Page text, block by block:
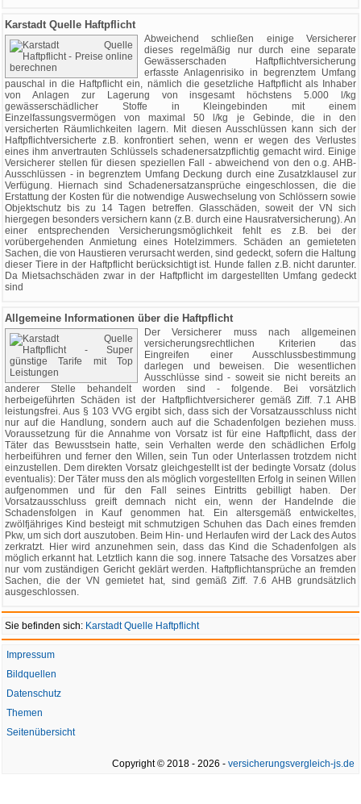
Karstadt Quelle Haftpflicht
Abweichend schließen einige Versicherer
dieses regelmäßig nur durch eine separate
Gewässerschaden Haftpflichtversicherung
erfasste Anlagenrisiko in begrenztem Umfang
pauschal in die Haftpflicht ein, nämlich die gesetzliche Haftpflicht als Inhaber
von Anlagen zur Lagerung von insgesamt höchstens 5.000 l/kg
gewässerschädlicher Stoffe in Kleingebinden mit einem
Einzelfassungsvermögen von maximal 50 l/kg je Gebinde, die in den
versicherten Räumlichkeiten lagern. Mit diesen Ausschlüssen kann sich der
Haftpflichtversicherte z.B. konfrontiert sehen, wenn er wegen des Verlustes
eines ihm anvertrauten Schlüssels schadenersatzpflichtig gemacht wird. Einige
Versicherer stellen für diesen speziellen Fall - abweichend von den o.g. AHB-
Ausschlüssen - in begrenztem Umfang Deckung durch eine Zusatzklausel zur
Verfügung. Hiernach sind Schadenersatzansprüche eingeschlossen, die die
Erstattung der Kosten für die notwendige Auswechselung von Schlössern sowie
Objektschutz bis zu 14 Tagen betreffen. Glasschäden, soweit der VN sich
hiergegen besonders versichern kann (z.B. durch eine Hausratversicherung). An
einer entsprechenden Versicherungsmöglichkeit fehlt es z.B. bei der
vorübergehenden Anmietung eines Hotelzimmers. Schäden an gemieteten
Sachen, die von Haustieren verursacht werden, sind gedeckt, sofern die Haltung
dieser Tiere in der Haftpflicht berücksichtigt ist. Hunde fallen z.B. nicht darunter.
Da Mietsachschäden zwar in der Haftpflicht im dargestellten Umfang gedeckt
sind
Allgemeine Informationen über die Haftpflicht
Der Versicherer muss nach allgemeinen
versicherungsrechtlichen Kriterien das
Eingreifen einer Ausschlussbestimmung
darlegen und beweisen. Die wesentlichen
Ausschlüsse sind - soweit sie nicht bereits an
anderer Stelle behandelt worden sind - folgende. Bei vorsätzlich
herbeigeführten Schäden ist der Haftpflichtversicherer gemäß Ziff. 7.1 AHB
leistungsfrei. Aus § 103 VVG ergibt sich, dass sich der Vorsatzausschluss nicht
nur auf die Handlung, sondern auch auf die Schadenfolgen beziehen muss.
Voraussetzung für die Annahme von Vorsatz ist für eine Haftpflicht, dass der
Täter das Bewusstsein hatte, sein Verhalten werde den schädlichen Erfolg
herbeiführen und ferner den Willen, sein Tun oder Unterlassen trotzdem nicht
einzustellen. Dem direkten Vorsatz gleichgestellt ist der bedingte Vorsatz (dolus
eventualis): Der Täter muss den als möglich vorgestellten Erfolg in seinen Willen
aufgenommen und für den Fall seines Eintritts gebilligt haben. Der
Vorsatzausschluss greift demnach nicht ein, wenn der Handelnde die
Schadensfolgen in Kauf genommen hat. Ein altersgemäß entwickeltes,
zwölfjähriges Kind besteigt mit schmutzigen Schuhen das Dach eines fremden
Pkw, um sich dort auszutoben. Beim Hin- und Herlaufen wird der Lack des Autos
zerkratzt. Hier wird anzunehmen sein, dass das Kind die Schadenfolgen als
möglich erkannt hat. Letztlich kann die sog. innere Tatsache des Vorsatzes aber
nur vom zuständigen Gericht geklärt werden. Haftpflichtansprüche an fremden
Sachen, die der VN gemietet hat, sind gemäß Ziff. 7.6 AHB grundsätzlich
ausgeschlossen.
Sie befinden sich: Karstadt Quelle Haftpflicht
Impressum
Bildquellen
Datenschutz
Themen
Seitenübersicht
Copyright © 2018 - 2026 - versicherungsvergleich-js.de